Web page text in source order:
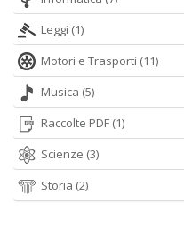
Leggi (1)
Motori e Trasporti (11)
Musica (5)
Raccolte PDF (1)
Scienze (3)
Storia (2)